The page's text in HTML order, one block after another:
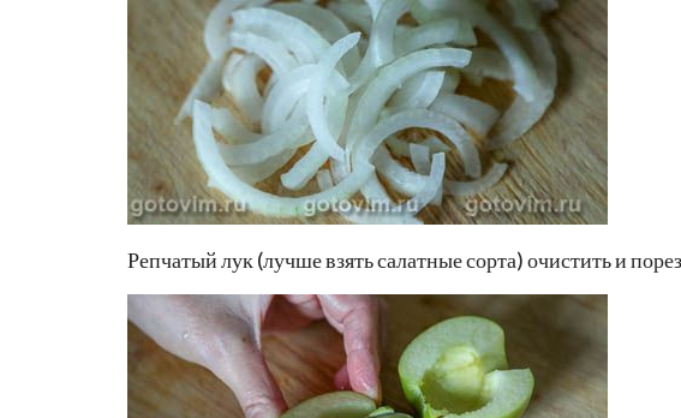
Репчатый лук (лучше взять салатные сорта) очистить и